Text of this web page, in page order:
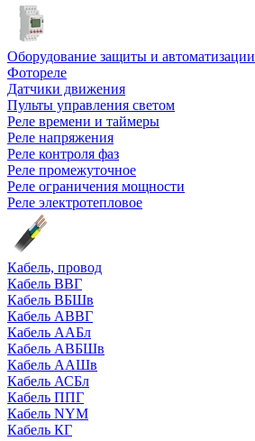
Оборудование защиты и автоматизации
Фотореле
Датчики движения
Пульты управления светом
Реле времени и таймеры
Реле напряжения
Реле контроля фаз
Реле промежуточное
Реле ограничения мощности
Реле электротепловое
Кабель, провод
Кабель ВВГ
Кабель ВБШв
Кабель АВВГ
Кабель ААБл
Кабель АВБШв
Кабель ААШв
Кабель АСБл
Кабель ППГ
Кабель NYM
Кабель КГ